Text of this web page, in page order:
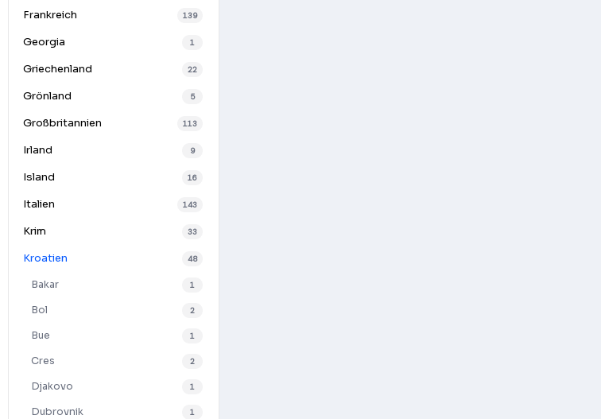
Frankreich 139
Georgia 1
Griechenland 22
Grönland 5
Großbritannien 113
Irland 9
Island 16
Italien 143
Krim 33
Kroatien 48
Bakar 1
Bol 2
Bue 1
Cres 2
Djakovo 1
Dubrovnik 1